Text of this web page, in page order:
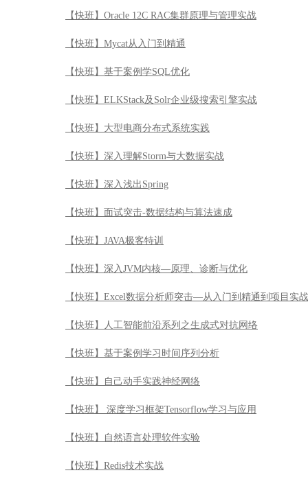
【快班】Oracle 12C RAC集群原理与管理实战
【快班】Mycat从入门到精通
【快班】基于案例学SQL优化
【快班】ELKStack及Solr企业级搜索引擎实战
【快班】大型电商分布式系统实践
【快班】深入理解Storm与大数据实战
【快班】深入浅出Spring
【快班】面试突击-数据结构与算法速成
【快班】JAVA极客特训
【快班】深入JVM内核—原理、诊断与优化
【快班】Excel数据分析师突击—从入门到精通到项目实战
【快班】人工智能前沿系列之生成式对抗网络
【快班】基于案例学习时间序列分析
【快班】自己动手实践神经网络
【快班】 深度学习框架Tensorflow学习与应用
【快班】自然语言处理软件实验
【快班】Redis技术实战